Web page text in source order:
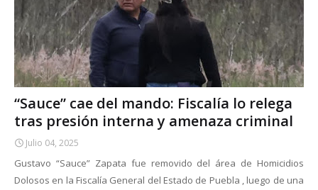
“Sauce” cae del mando: Fiscalía lo relega
tras presión interna y amenaza criminal
Julio 04, 2025
Gustavo “Sauce” Zapata fue removido del área de Homicidios
Dolosos en la Fiscalía General del Estado de Puebla , luego de una